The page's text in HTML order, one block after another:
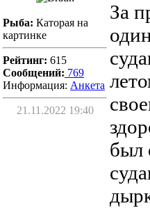
Рыба: Каторая на
картинке
Рейтинг: 615
Сообщений: 769
Информация: Aнкета
21.11.2022 19:40
За
был